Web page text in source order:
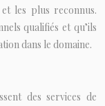
les plus reconnus.
qualifiés et qu’ils
dans le domaine.
des services de